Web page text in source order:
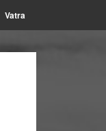
Vatra